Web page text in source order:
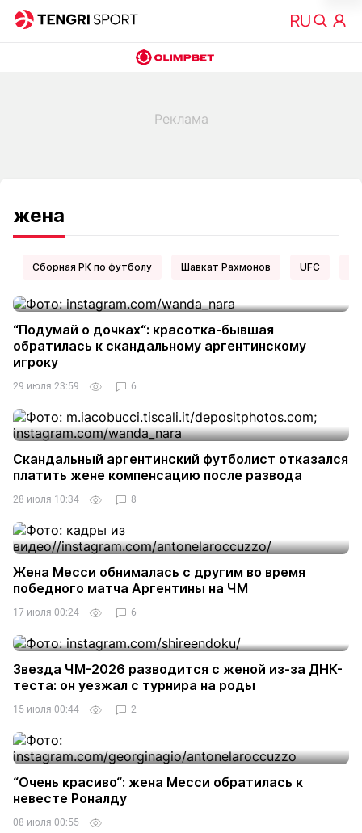
жена
Сборная РК по футболу Шавкат Рахмонов UFC
“Подумай о дочках“: красотка-бывшая
обратилась к скандальному аргентинскому
игроку
29 июля 23:59 6
Скандальный аргентинский футболист отказался
платить жене компенсацию после развода
28 июля 10:34 8
Жена Месси обнималась с другим во время
победного матча Аргентины на ЧМ
17 июля 00:24 6
Звезда ЧМ-2026 разводится с женой из-за ДНК-
теста: он уезжал с турнира на роды
15 июля 00:44 2
“Очень красиво“: жена Месси обратилась к
невесте Роналду
08 июля 00:55